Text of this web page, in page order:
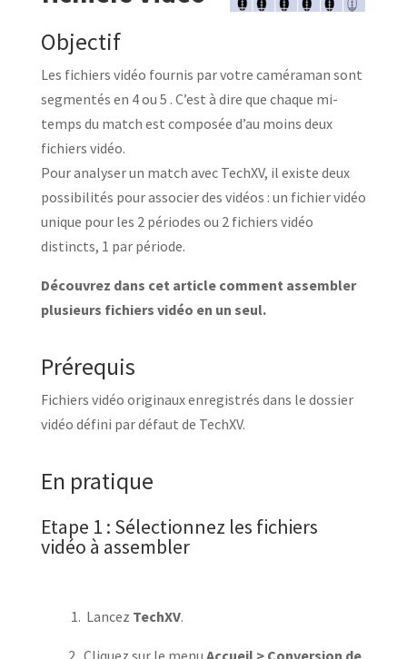
Objectif
Les fichiers vidéo fournis par votre caméraman sont
segmentés en 4 ou 5 . C’est à dire que chaque mi-
temps du match est composée d’au moins deux
fichiers vidéo.
Pour analyser un match avec TechXV, il existe deux
possibilités pour associer des vidéos : un fichier vidéo
unique pour les 2 périodes ou 2 fichiers vidéo
distincts, 1 par période.
Découvrez dans cet article comment assembler
plusieurs fichiers vidéo en un seul.
Prérequis
Fichiers vidéo originaux enregistrés dans le dossier
vidéo défini par défaut de TechXV.
En pratique
Etape 1 : Sélectionnez les fichiers
vidéo à assembler
1. Lancez TechXV.
2. Cliquez sur le menu Accueil > Conversion de